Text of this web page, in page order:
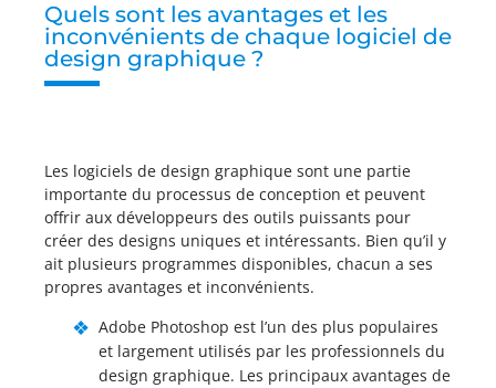
Quels sont les avantages et les
inconvénients de chaque logiciel de
design graphique ?
Les logiciels de design graphique sont une partie
importante du processus de conception et peuvent
offrir aux développeurs des outils puissants pour
créer des designs uniques et intéressants. Bien qu’il y
ait plusieurs programmes disponibles, chacun a ses
propres avantages et inconvénients.
Adobe Photoshop est l’un des plus populaires
et largement utilisés par les professionnels du
design graphique. Les principaux avantages de